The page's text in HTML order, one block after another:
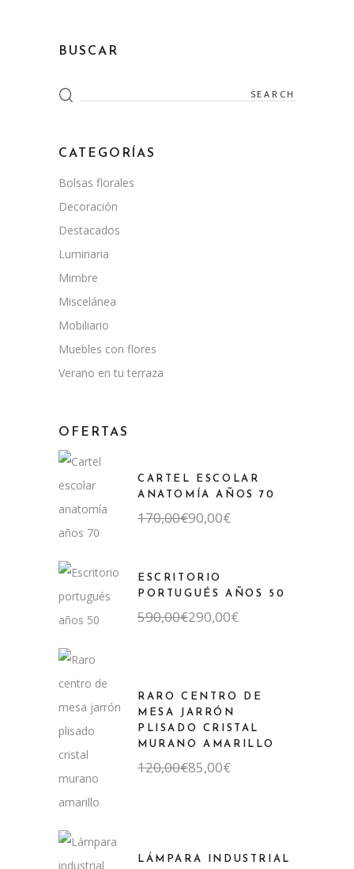
BUSCAR
Search
for:
CATEGORÍAS
Bolsas florales
Decoración
Destacados
Luminaria
Mimbre
Miscelánea
Mobiliario
Muebles con flores
Verano en tu terraza
OFERTAS
CARTEL ESCOLAR
ANATOMÍA AÑOS 70
170,00€
El
precio
170,00€.
90,00€
El
precio
90,00€.
ESCRITORIO
PORTUGUÉS AÑOS 50
590,00€
El
precio
290,00€
El
precio
RARO CENTRO DE
MESA JARRÓN
PLISADO CRISTAL
MURANO AMARILLO
120,00€
El
precio
85,00€
El
precio
LÁMPARA INDUSTRIAL